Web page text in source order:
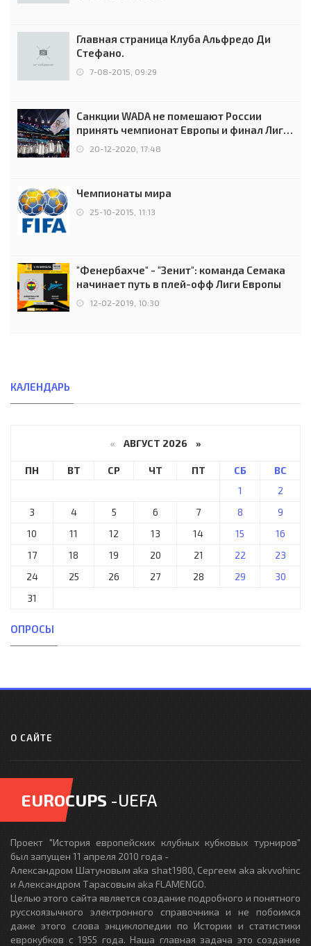
Главная страница Клуба Альфредо Ди
Стефано.
7-08-2015, 09:29
Санкции WADA не помешают России
принять чемпионат Европы и финал Лиги
чемпионов.
20-12-2020, 17:48
Чемпионаты мира
25-10-2015, 11:13
"Фенербахче" - "Зенит": команда Семака
начинает путь в плей-офф Лиги Европы
12-02-2019, 10:30
КАЛЕНДАРЬ
« АВГУСТ 2026 »
ПН ВТ СР ЧТ ПТ СБ
ВС
1
2
3
4 5 6 7 8
9
10
11 12 13 14 15
16
17
18 19 20 21 22
23
24
25 26 27 28 29
30
31
ОПРОСЫ
О САЙТЕ
EUROCUPS -UEFA
Проект "История европейских клубных кубковых турниров"
был запущен 11 апреля 2010 года -
Александром Шатуновым aka shat1980, Сергеем aka akvvohinc
и Александром Тарасовым aka FLAMENGO.
Целью этого сайта является создание подробного и понятного
русскоязычного электронного справочника и не побоимся
даже этого слова энциклопедии по Истории и статистики
еврокубков с 1955 года. Наша главная задача это создание